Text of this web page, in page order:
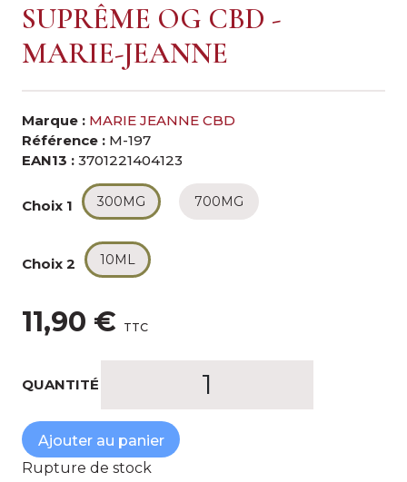
SUPRÊME OG CBD -
MARIE-JEANNE
Marque : MARIE JEANNE CBD
Référence : M-197
EAN13 : 3701221404123
Choix 1 300MG 700MG
Choix 2 10ML
11,90 € TTC
QUANTITÉ
Ajouter au panier
Rupture de stock